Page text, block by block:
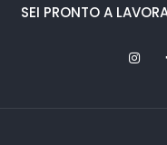
SEI PRONTO A